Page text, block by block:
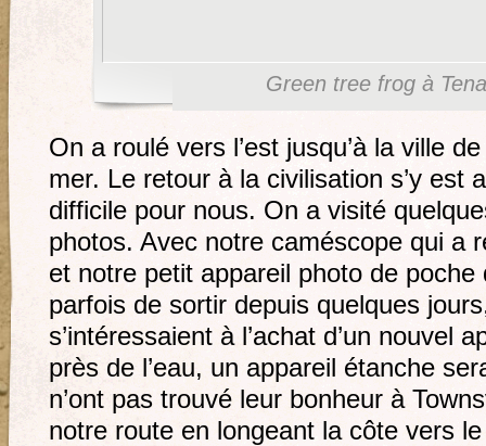
Green tree frog à
On a roulé vers l’est jusqu’à la ville
mer. Le retour à la civilisation s’y est
difficile pour nous. On a visité
photos. Avec notre caméscope qui a
et notre petit appareil photo de poche
parfois de sortir depuis quelques
s’intéressaient à l’achat d’un nouvel
près de l’eau, un appareil étanche
n’ont pas trouvé leur bonheur à
notre route en longeant la côte vers